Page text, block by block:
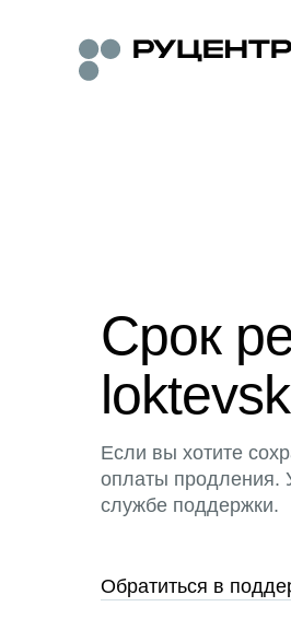
Срок
Если вы хотите
оплаты продления.
службе поддержки.
Обратиться в